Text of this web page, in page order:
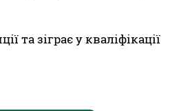
та зіграє у кваліфікації